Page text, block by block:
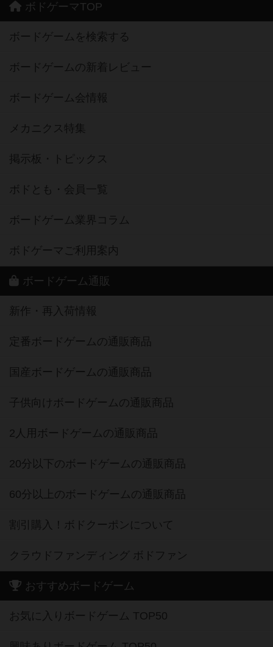
ボドゲーマTOP
ボードゲームを検索する
ボードゲームの新着レビュー
ボードゲーム会情報
メカニクス特集
掲示板・トピックス
ボドとも・会員一覧
ボードゲーム業界コラム
ボドゲーマご利用案内
ボードゲーム通販
新作・再入荷情報
定番ボードゲームの通販商品
国産ボードゲームの通販商品
子供向けボードゲームの通販商品
2人用ボードゲームの通販商品
20分以下のボードゲームの通販商品
60分以上のボードゲームの通販商品
割引購入！ボドクーポンについて
クラウドファンディング ボドファン
おすすめボードゲーム
お気に入りボードゲーム TOP50